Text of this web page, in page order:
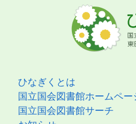
ひなぎくとは
国立国会図書館ホームペー
国立国会図書館サーチ